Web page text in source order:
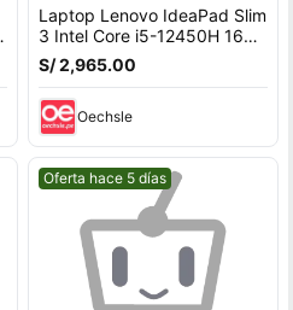
Laptop Lenovo IdeaPad Slim
3 Intel Core i5-12450H 16GB
RAM 512GB 15.6 FHD Táctil
83ER00NKLM
S/ 2,965.00
Oechsle
Mejor precio.
Oferta hace 5 días